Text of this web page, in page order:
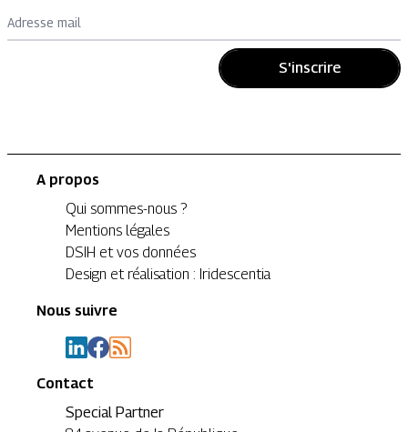
Adresse mail
S'inscrire
A propos
Qui sommes-nous ?
Mentions légales
DSIH et vos données
Design et réalisation : Iridescentia
Nous suivre
Contact
Special Partner